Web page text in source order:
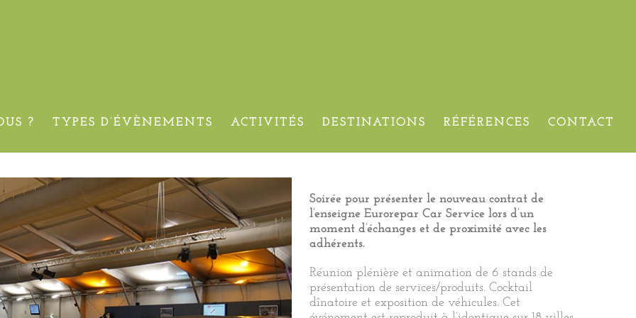
? TYPES D’ÉVÈNEMENTS ACTIVITÉS DESTINATIONS RÉFÉRENCES CONTACT
EUROREPAR CAR SERVICE – 18 villes –
Soirée pour présenter le nouveau contrat de
l’enseigne Eurorepar Car Service lors d’un
moment d’échanges et de proximité avec les
adhérents.
Réunion plénière et animation de 6 stands de
présentation de services/produits. Cocktail
dînatoire et exposition de véhicules. Cet